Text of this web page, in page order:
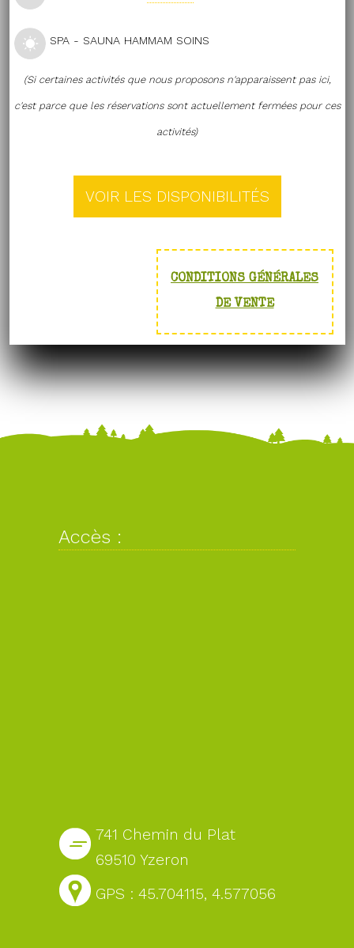
SPA - SAUNA HAMMAM SOINS
(Si certaines activités que nous proposons n'apparaissent pas ici,
c'est parce que les réservations sont actuellement fermées pour ces
activités)
CONDITIONS GÉNÉRALES
DE VENTE
Accès :
741 Chemin du Plat
69510 Yzeron
GPS : 45.704115, 4.577056